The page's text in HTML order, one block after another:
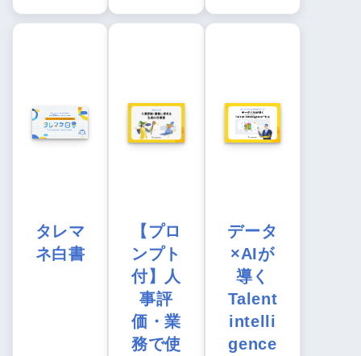
タレマ
ネ白書
【プロ
ンプト
付】人
事評
価・業
務で使
データ
×AIが
導く
Talent
intelli
gence